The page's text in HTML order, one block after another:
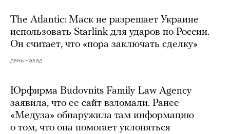
The Atlantic: Маск не разрешает Украине
использовать Starlink для ударов по России.
Он считает, что «пора заключать сделку»
день назад
Юрфирма Budovnits Family Law Agency
заявила, что ее сайт взломали. Ранее
«Медуза» обнаружила там информацию
о том, что она помогает уклоняться